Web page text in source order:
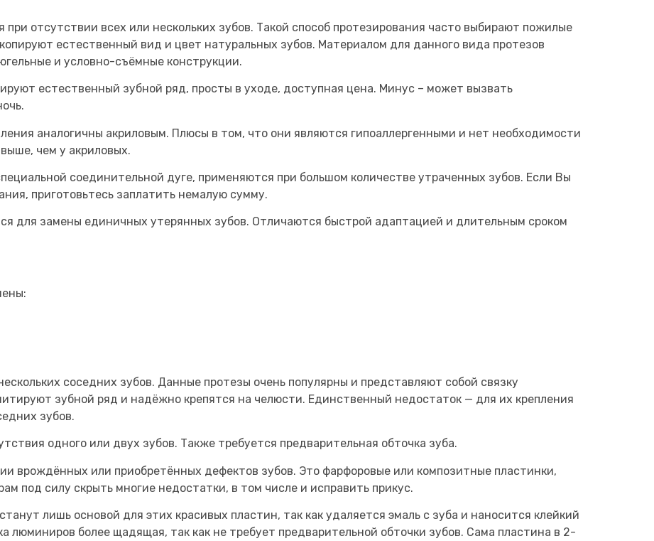
при отсутствии всех или нескольких зубов. Такой способ протезирования часто выбирают пожилые
естественный вид и цвет натуральных зубов. Материалом для данного вида протезов
и условно-съёмные конструкции.
естественный зубной ряд, просты в уходе, доступная цена. Минус – может вызвать
аналогичны акриловым. Плюсы в том, что они являются гипоаллергенными и нет необходимости
чем у акриловых.
соединительной дуге, применяются при большом количестве утраченных зубов. Если Вы
приготовьтесь заплатить немалую сумму.
для замены единичных утерянных зубов. Отличаются быстрой адаптацией и длительным сроком
соседних зубов. Данные протезы очень популярны и представляют собой связку
зубной ряд и надёжно крепятся на челюсти. Единственный недостаток — для их крепления
зубов.
одного или двух зубов. Также требуется предварительная обточка зуба.
врождённых или приобретённых дефектов зубов. Это фарфоровые или композитные пластинки,
под силу скрыть многие недостатки, в том числе и исправить прикус.
лишь основой для этих красивых пластин, так как удаляется эмаль с зуба и наносится клейкий
люминиров более щадящая, так как не требует предварительной обточки зубов. Сама пластина в 2-